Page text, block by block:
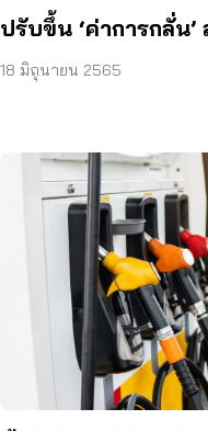
ปรับขึ้น ‘ค่าการกลั่น
18 มิถุนายน 2565